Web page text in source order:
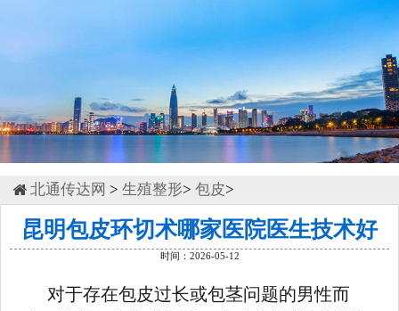
北通传达网 > 生殖整形> 包皮>
昆明包皮环切术哪家医院医生技术好
时间：2026-05-12
对于存在包皮过长或包茎问题的男性而